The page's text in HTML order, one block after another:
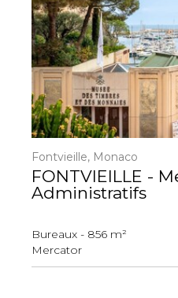
Fontvieille, Monaco
FONTVIEILLE -
Administratifs
Bureaux - 856 m²
Mercator